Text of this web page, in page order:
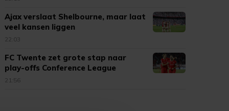
Ajax verslaat Shelbourne, maar laat
veel kansen liggen
22:03
FC Twente zet grote stap naar
play-offs Conference League
21:56